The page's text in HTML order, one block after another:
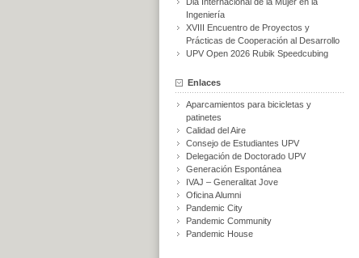
Ingeniería
XVIII Encuentro de Proyectos y
Prácticas de Cooperación al Desarrollo
UPV Open 2026 Rubik Speedcubing
Enlaces
Aparcamientos para bicicletas y
patinetes
Calidad del Aire
Consejo de Estudiantes UPV
Delegación de Doctorado UPV
Generación Espontánea
IVAJ – Generalitat Jove
Oficina Alumni
Pandemic City
Pandemic Community
Pandemic House